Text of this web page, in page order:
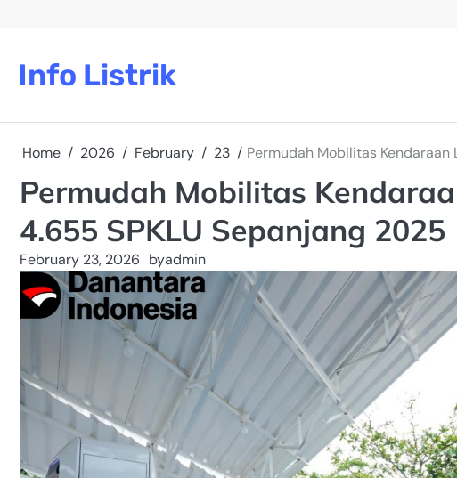
Info Listrik
Home 2026 February 23 Permudah Mobilitas Kendaraan
Permudah Mobilitas
4.655 SPKLU Sepanjang 2025
February 23, 2026 byadmin